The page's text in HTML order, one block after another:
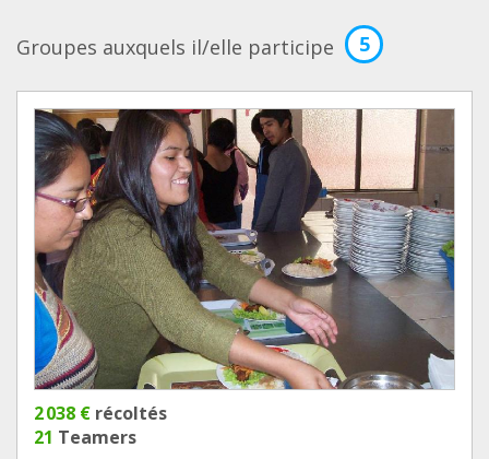
Groupes auxquels il/elle participe 5
2 038 € récoltés
21 Teamers